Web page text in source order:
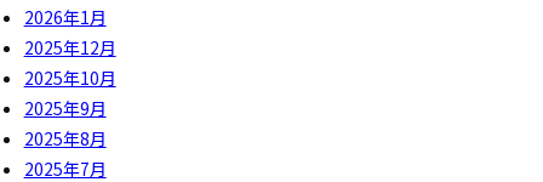
2026年1月
2025年12月
2025年10月
2025年9月
2025年8月
2025年7月